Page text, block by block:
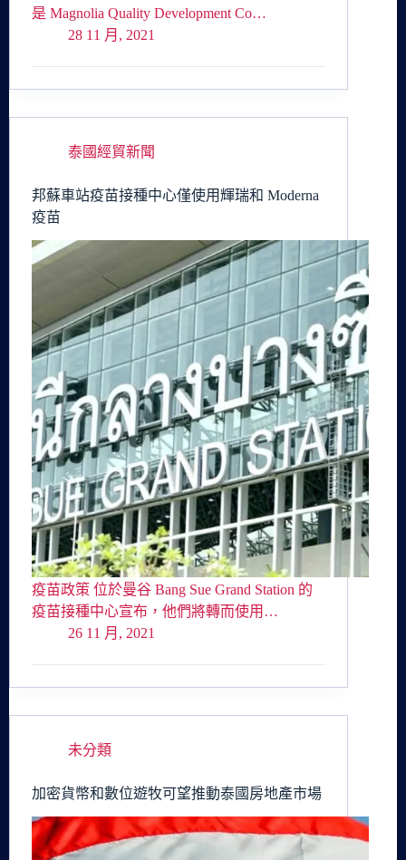
是 Magnolia Quality Development Co…
28 11 月, 2021
泰國經貿新聞
邦蘇車站疫苗接種中心僅使用輝瑞和 Moderna
疫苗
疫苗政策 位於曼谷 Bang Sue Grand Station 的
疫苗接種中心宣布，他們將轉而使用…
26 11 月, 2021
未分類
加密貨幣和數位遊牧可望推動泰國房地產市場